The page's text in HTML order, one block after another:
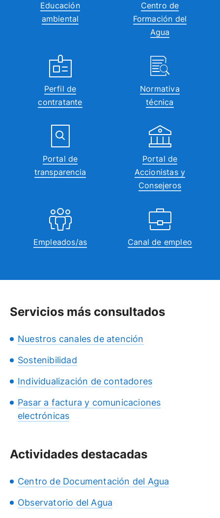
Educación
ambiental
Centro de
Formación del
Agua
Perfil de
contratante
Normativa
técnica
Portal de
transparencia
Portal de
Accionistas y
Consejeros
Empleados/as Canal de empleo
Servicios más consultados
Nuestros canales de atención
Sostenibilidad
Individualización de contadores
Pasar a factura y comunicaciones
electrónicas
Actividades destacadas
Centro de Documentación del Agua
Observatorio del Agua